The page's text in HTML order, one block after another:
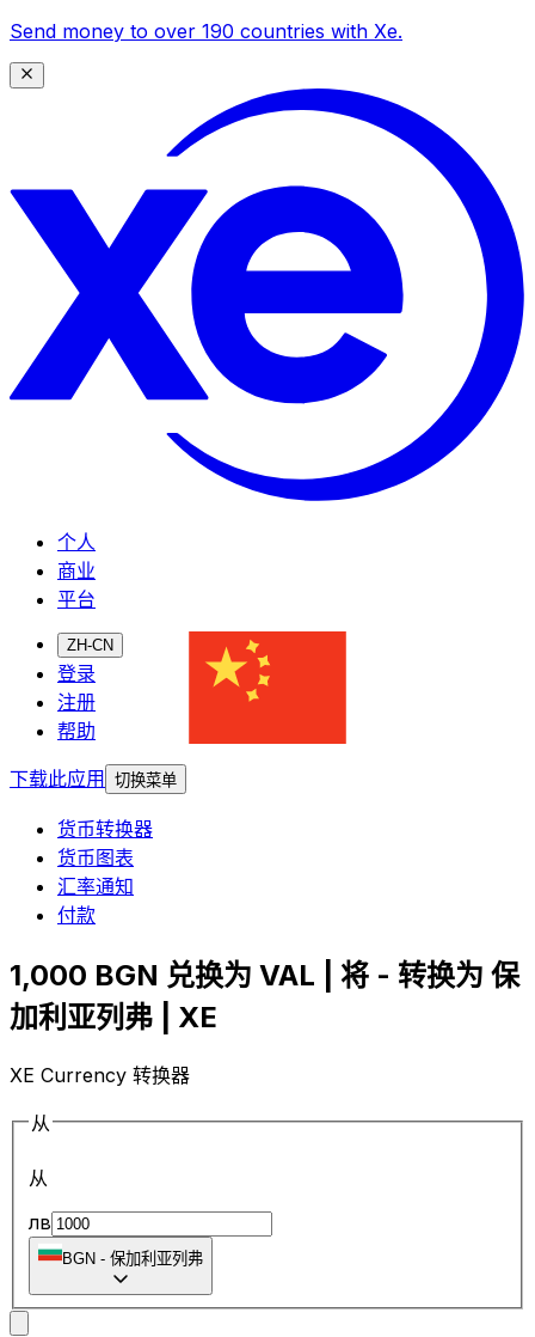
Send money to over 190 countries with Xe.
个人
商业
平台
ZH-CN
登录
注册
帮助
下载此应用
切换菜单
货币转换器
货币图表
汇率通知
付款
1,000 BGN 兑换为 VAL | 将 - 转换为 保
加利亚列弗 | XE
XE Currency 转换器
从
从
лв
BGN - 保加利亚列弗